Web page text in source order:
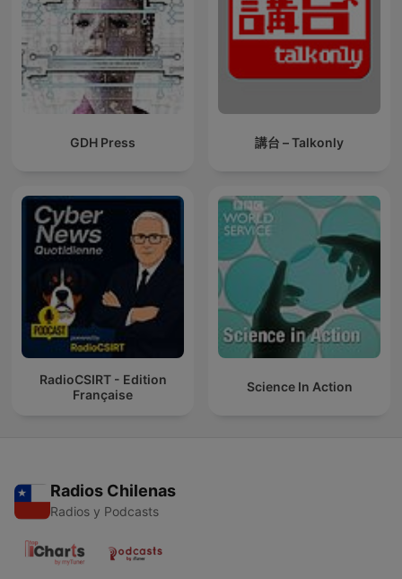
GDH Press 講台 – Talkonly
RadioCSIRT - Edition
Française
Science In Action
Radios Chilenas
Radios y Podcasts